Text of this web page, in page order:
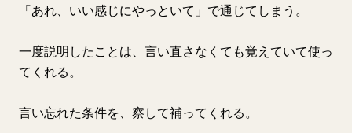
「あれ、いい感じにやっといて」で通じてしまう。
一度説明したことは、言い直さなくても覚えていて使っ
てくれる。
言い忘れた条件を、察して補ってくれる。